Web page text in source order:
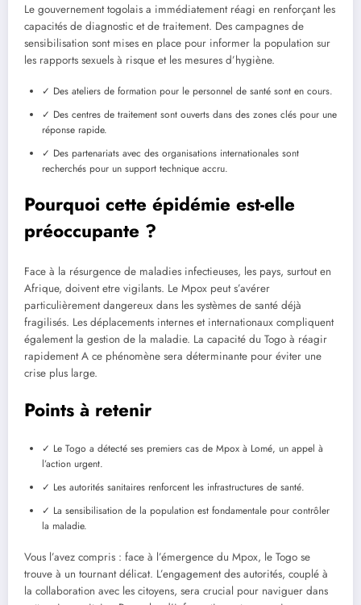
Le gouvernement togolais a immédiatement réagi en renforçant les
capacités de diagnostic et de traitement. Des campagnes de
sensibilisation sont mises en place pour informer la population sur
les rapports sexuels à risque et les mesures d’hygiène.
✓ Des ateliers de formation pour le personnel de santé sont en cours.
✓ Des centres de traitement sont ouverts dans des zones clés pour une
réponse rapide.
✓ Des partenariats avec des organisations internationales sont
recherchés pour un support technique accru.
Pourquoi cette épidémie est-elle
préoccupante ?
Face à la résurgence de maladies infectieuses, les pays, surtout en
Afrique, doivent etre vigilants. Le Mpox peut s’avérer
particulièrement dangereux dans les systèmes de santé déjà
fragilisés. Les déplacements internes et internationaux compliquent
également la gestion de la maladie. La capacité du Togo à réagir
rapidement A ce phénomène sera déterminante pour éviter une
crise plus large.
Points à retenir
✓ Le Togo a détecté ses premiers cas de Mpox à Lomé, un appel à
l’action urgent.
✓ Les autorités sanitaires renforcent les infrastructures de santé.
✓ La sensibilisation de la population est fondamentale pour contrôler
la maladie.
Vous l’avez compris : face à l’émergence du Mpox, le Togo se
trouve à un tournant délicat. L’engagement des autorités, couplé à
la collaboration avec les citoyens, sera crucial pour naviguer dans